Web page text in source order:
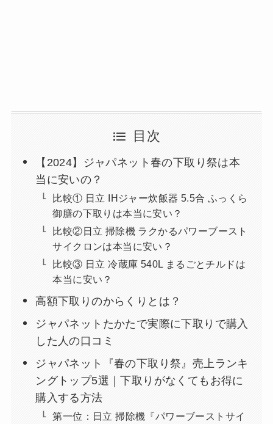
目次
【2024】ジャパネット春の下取り祭は本
当に安いの？
比較① 日立 IHジャー炊飯器 5.5合 ふっくら
御膳の下取りは本当に安い？
比較②日立 掃除機 ラクかるパワーブースト
サイクロンは本当に安い？
比較③ 日立 冷蔵庫 540L まるごとチルドは
本当に安い？
高額下取りのからくりとは？
ジャパネットたかたで実際に下取りで購入
した人の口コミ
ジャパネット『春の下取り祭』売上ランキ
ングトップ5選｜下取りがなくてもお得に
購入する方法
第一位：日立 掃除機『パワーブーストサイ